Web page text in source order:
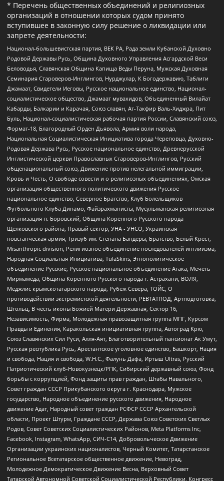
* Перечень общественных объединений и религиозных
организаций в отношении которых судом принято
вступившее в законную силу решение о ликвидации или
запрете деятельности:
Национал-большевистская партия, ВЕК РА, Рада земли Кубанской Духовно
Родовой Державы Русь, Община Духовного Управления Асгардской Веси
Беловодья, Славянская Община Капища Веды Перуна, Мужская Духовная
Семинария Староверов-Инглингов, Нурджулар, К Богодержавию, Таблиги
Джамаат, Свидетели Иеговы, Русское национальное единство, Национал-
социалистическое общество, Джамаат мувахидов, Объединенный Вилайат
Кабарды, Балкарии и Карачая, Союз славян, Ат-Такфир Валь-Хиджра, Пит
Буль, Национал-социалистическая рабочая партия России, Славянский союз,
Формат-18, Благородный Орден Дьявола, Армия воли народа,
Национальная Социалистическая Инициатива города Череповца, Духовно-
Родовая Держава Русь, Русское национальное единство, Древнерусской
Инглистической церкви Православных Староверов-Инглингов, Русский
общенациональный союз, Движение против нелегальной иммиграции,
Кровь и Честь, О свободе совести и о религиозных объединениях, Омская
организация общественного политического движения Русское
национальное единство, Северное Братство, Клуб Болельщиков
Футбольного Клуба Динамо, Файзрахманисты, Мусульманская религиозная
организация п. Боровский, Община Коренного Русского народа
Щелковского района, Правый сектор, УНА - УНСО, Украинская
повстанческая армия, Тризуб им. Степана Бандеры, Братство, Белый Крест,
Misanthropic division, Религиозное объединение последователей инглиизма,
Народная Социальная Инициатива, TulaSkins, Этнополитическое
объединение Русские, Русское национальное объединение Атака, Мечеть
Мирмамеда, Община Коренного Русского народа г. Астрахани, ВОЛЯ,
Меджлис крымскотатарского народа, Рубеж Севера, ТОЙС, О
противодействии экстремистской деятельности, РЕВТАТПОД, Артподготовка,
Штольц, В честь иконы Божией Матери Державная, Сектор 16,
Независимость, Фирма, Молодежная правозащитная группа МПГ, Курсом
Правды и Единения, Каракольская инициативная группа, Автоград Крю,
Союз Славянских Сил Руси, Алля-Аят, Благотворительный пансионат Ак Умут,
Русская республика Русь, Арестантское уголовное единство, Башкорт, Нация
и свобода, Нация и свобода, W.H.С., Фалунь Дафа, Иртыш Ultras, Русский
Патриотический клуб-Новокузнецк/РПК, Сибирский державный союз, Фонд
борьбы с коррупцией, Фонд защиты прав граждан, Штабы Навального,
Совет граждан СССР Прикубанского округа г. Краснодара, Мужское
государство, Народное объединение русского движения, Народное
движение Адат, Народный совет граждан РСФСР СССР Архангельской
области, Проект Штурм, Граждане СССР, Держава Союз Советских Светлых
Родов, Совет Советских Социалистических Районов, Meta Platforms Inc,
Facebook, Instagram, WhatsApp, СИЧ-С14, Добровольческое Движение
Организации украинских националистов, Черный Комитет, Татарстанское
Региональное Всетатарское общественное движение, Невоград,
Молодежное Демократическое Движение Весна, Верховный Совет
Татарской Автономной Советской Социалистической Республики, Конгресс